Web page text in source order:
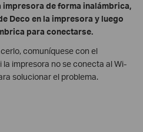
impresora de forma inalámbrica,
Deco en la impresora y luego
para conectarse.
comuníquese con el
impresora no se conecta al Wi-
solucionar el problema.